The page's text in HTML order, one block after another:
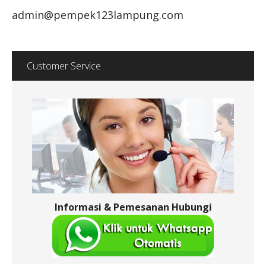
admin@pempek123lampung.com
Customer Service
Informasi & Pemesanan Hubungi